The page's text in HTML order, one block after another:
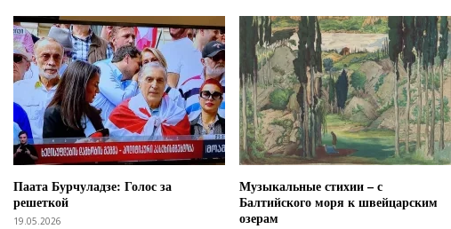
Паата Бурчуладзе: Голос за
решеткой
19.05.2026
Музыкальные стихии – с
Балтийского моря к швейцарским
озерам